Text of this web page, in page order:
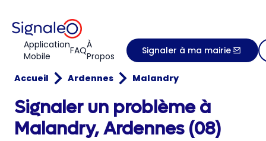
Application
Mobile
FAQÀ
Propos
Signaler à ma mairie
Accueil Ardennes Malandry
Signaler un problème à
Malandry, Ardennes (08)